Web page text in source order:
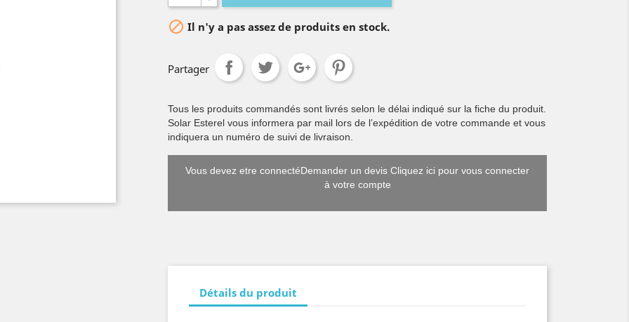
 Il n'y a pas assez de produits en stock.
Partager
Tous les produits commandés sont livrés selon le délai indiqué sur la fiche du produit.
Solar Esterel vous informera par mail lors de l’expédition de votre commande et vous
indiquera un numéro de suivi de livraison.
Vous devez etre connectéDemander un devis Cliquez ici pour vous connecter
à votre compte
Détails du produit